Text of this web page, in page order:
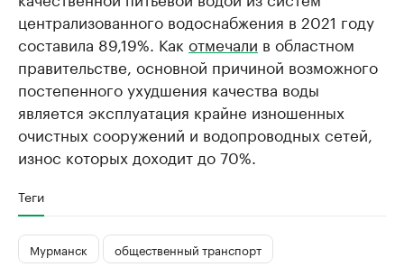
централизованного водоснабжения в 2021 году
составила 89,19%. Как отмечали в областном
правительстве, основной причиной возможного
постепенного ухудшения качества воды
является эксплуатация крайне изношенных
очистных сооружений и водопроводных сетей,
износ которых доходит до 70%.
Теги
Мурманск общественный транспорт